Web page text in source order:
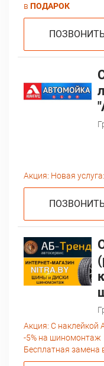
в ПОДАРОК
Акция: Новая
Акция: С наклейкой
-5% на шиномонтаж
Бесплатная замена